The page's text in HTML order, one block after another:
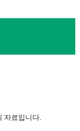
자료입니다.